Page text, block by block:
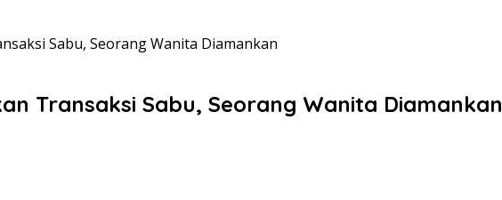
Sabu, Seorang Wanita Diamankan
Transaksi Sabu, Seorang Wanita Diamankan